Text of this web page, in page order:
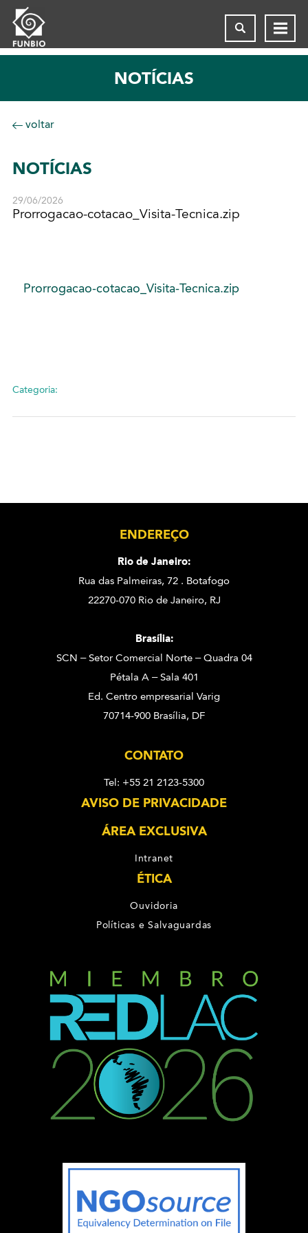
NOTÍCIAS
voltar
NOTÍCIAS
29/06/2026
Prorrogacao-cotacao_Visita-Tecnica.zip
Prorrogacao-cotacao_Visita-Tecnica.zip
Categoria:
ENDEREÇO
Rio de Janeiro:
Rua das Palmeiras, 72 . Botafogo
22270-070 Rio de Janeiro, RJ
Brasília:
SCN – Setor Comercial Norte – Quadra 04
Pétala A – Sala 401
Ed. Centro empresarial Varig
70714-900 Brasília, DF
CONTATO
Tel: +55 21 2123-5300
AVISO DE PRIVACIDADE
ÁREA EXCLUSIVA
Intranet
ÉTICA
Ouvidoria
Políticas e Salvaguardas